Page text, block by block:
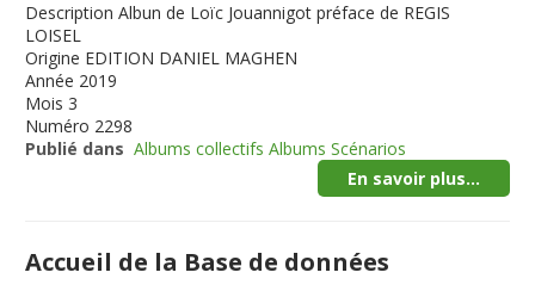
Description Albun de Loïc Jouannigot préface de REGIS
LOISEL
Origine EDITION DANIEL MAGHEN
Année 2019
Mois 3
Numéro 2298
Publié dans Albums collectifs Albums Scénarios
En savoir plus...
Accueil de la Base de données